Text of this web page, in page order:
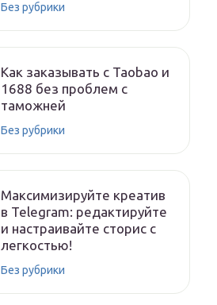
Без рубрики
Как заказывать с Taobao и
1688 без проблем с
таможней
Без рубрики
Максимизируйте креатив
в Telegram: редактируйте
и настраивайте сторис с
легкостью!
Без рубрики